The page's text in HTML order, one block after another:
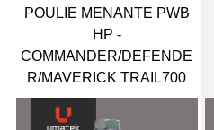
POULIE MENANTE PWB
HP -
COMMANDER/DEFENDE
R/MAVERICK TRAIL700